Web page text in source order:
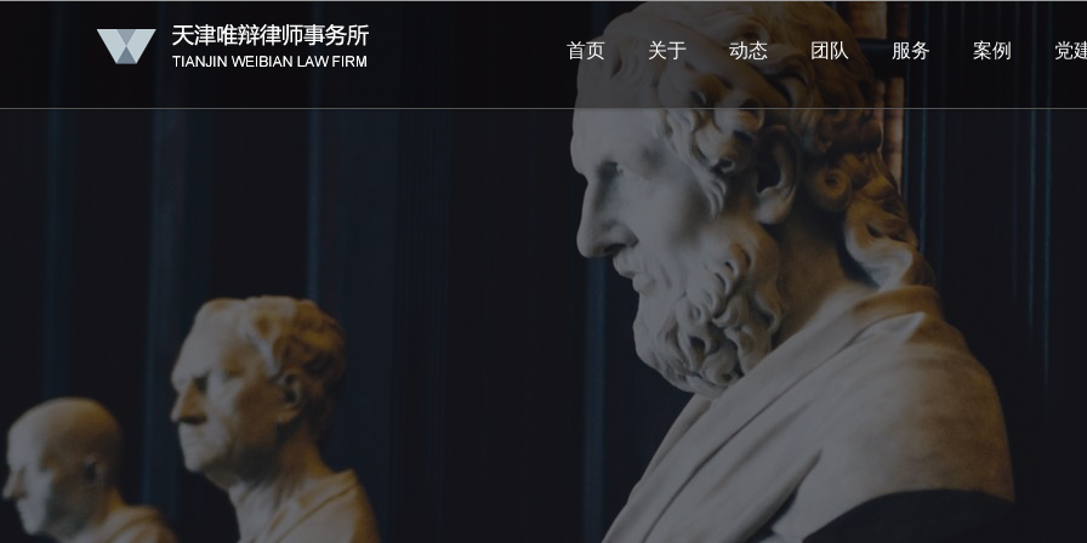
首页 关于 动态 团队 服务 案例 党